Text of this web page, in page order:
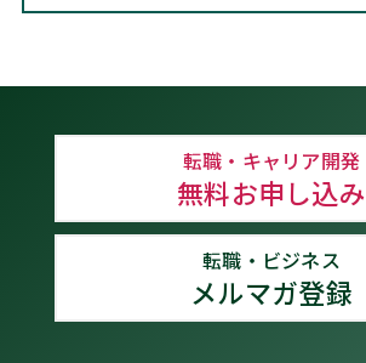
転職・キャリア開発
無料お申し込み
転職・ビジネス
メルマガ登録